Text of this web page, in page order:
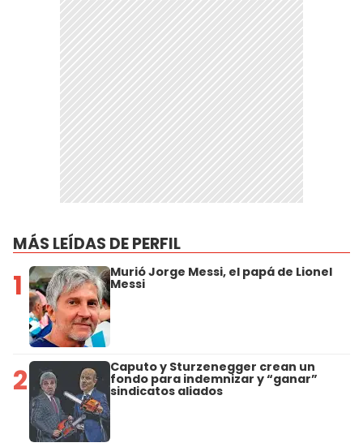
MÁS LEÍDAS DE PERFIL
1 Murió Jorge Messi, el papá de Lionel
Messi
2 Caputo y Sturzenegger crean un
fondo para indemnizar y “ganar”
sindicatos aliados